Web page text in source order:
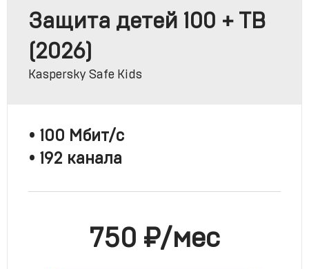
Защита детей 100 + ТВ
(2026)
Kaspersky Safe Kids
• 100 Мбит/с
• 192 канала
750 ₽/мес